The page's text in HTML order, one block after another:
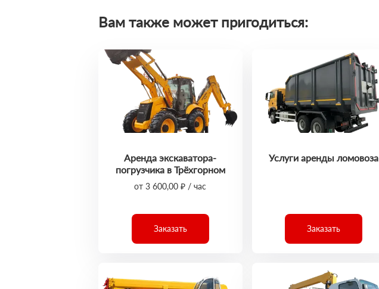
Вам также может пригодиться:
Аренда экскаватора-
погрузчика в Трёхгорном
от 3 600,00 ₽ / час
Заказать
Услуги аренды ломовоза
Заказать